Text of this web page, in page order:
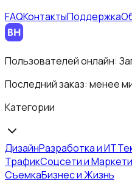
FAQКонтактыПоддержка
Пользователей онлайн:
Последний заказ: менее
Категории
ДизайнРазработка и ИТ
ТрафикСоцсети и
СъемкаБизнес и Жизнь